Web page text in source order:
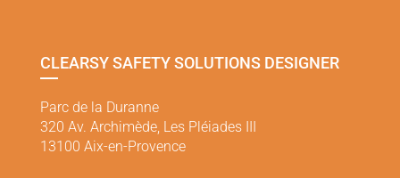
CLEARSY SAFETY SOLUTIONS DESIGNER
Parc de la Duranne
320 Av. Archimède, Les Pléiades III
13100 Aix-en-Provence